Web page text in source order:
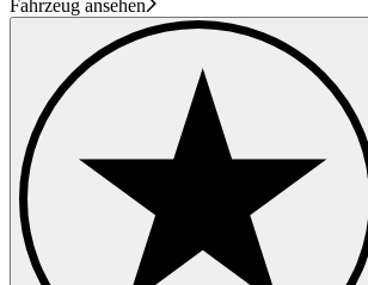
Fahrzeug ansehen